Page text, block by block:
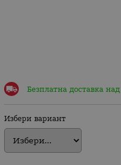
Безплатна доставка над
Избери вариант